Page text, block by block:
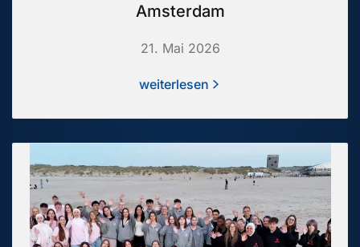
Amsterdam
21. Mai 2026
weiterlesen